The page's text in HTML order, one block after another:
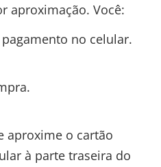
aproximação. Você:
no celular.
aproxime o cartão
à parte traseira do